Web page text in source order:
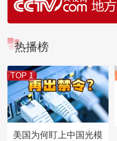
热播榜
TOP 1
美国为何盯上中国光模